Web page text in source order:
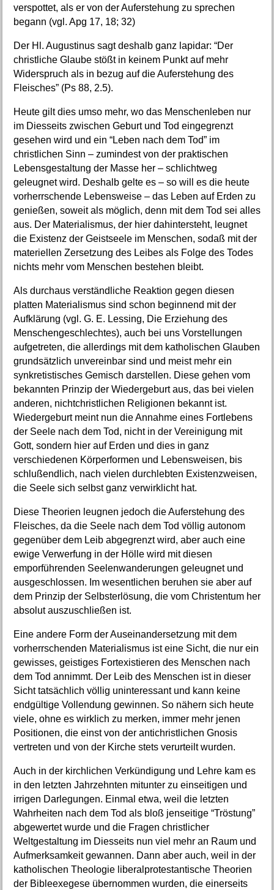
verspottet, als er von der Auferstehung zu sprechen
begann (vgl. Apg 17, 18; 32)
Der Hl. Augustinus sagt deshalb ganz lapidar: “Der
christliche Glaube stößt in keinem Punkt auf mehr
Widerspruch als in bezug auf die Auferstehung des
Fleisches” (Ps 88, 2.5).
Heute gilt dies umso mehr, wo das Menschenleben nur
im Diesseits zwischen Geburt und Tod eingegrenzt
gesehen wird und ein “Leben nach dem Tod” im
christlichen Sinn – zumindest von der praktischen
Lebensgestaltung der Masse her – schlichtweg
geleugnet wird. Deshalb gelte es – so will es die heute
vorherrschende Lebensweise – das Leben auf Erden zu
genießen, soweit als möglich, denn mit dem Tod sei alles
aus. Der Materialismus, der hier dahintersteht, leugnet
die Existenz der Geistseele im Menschen, sodaß mit der
materiellen Zersetzung des Leibes als Folge des Todes
nichts mehr vom Menschen bestehen bleibt.
Als durchaus verständliche Reaktion gegen diesen
platten Materialismus sind schon beginnend mit der
Aufklärung (vgl. G. E. Lessing, Die Erziehung des
Menschengeschlechtes), auch bei uns Vorstellungen
aufgetreten, die allerdings mit dem katholischen Glauben
grundsätzlich unvereinbar sind und meist mehr ein
synkretistisches Gemisch darstellen. Diese gehen vom
bekannten Prinzip der Wiedergeburt aus, das bei vielen
anderen, nichtchristlichen Religionen bekannt ist.
Wiedergeburt meint nun die Annahme eines Fortlebens
der Seele nach dem Tod, nicht in der Vereinigung mit
Gott, sondern hier auf Erden und dies in ganz
verschiedenen Körperformen und Lebensweisen, bis
schlußendlich, nach vielen durchlebten Existenzweisen,
die Seele sich selbst ganz verwirklicht hat.
Diese Theorien leugnen jedoch die Auferstehung des
Fleisches, da die Seele nach dem Tod völlig autonom
gegenüber dem Leib abgegrenzt wird, aber auch eine
ewige Verwerfung in der Hölle wird mit diesen
emporführenden Seelenwanderungen geleugnet und
ausgeschlossen. Im wesentlichen beruhen sie aber auf
dem Prinzip der Selbsterlösung, die vom Christentum her
absolut auszuschließen ist.
Eine andere Form der Auseinandersetzung mit dem
vorherrschenden Materialismus ist eine Sicht, die nur ein
gewisses, geistiges Fortexistieren des Menschen nach
dem Tod annimmt. Der Leib des Menschen ist in dieser
Sicht tatsächlich völlig uninteressant und kann keine
endgültige Vollendung gewinnen. So nähern sich heute
viele, ohne es wirklich zu merken, immer mehr jenen
Positionen, die einst von der antichristlichen Gnosis
vertreten und von der Kirche stets verurteilt wurden.
Auch in der kirchlichen Verkündigung und Lehre kam es
in den letzten Jahrzehnten mitunter zu einseitigen und
irrigen Darlegungen. Einmal etwa, weil die letzten
Wahrheiten nach dem Tod als bloß jenseitige “Tröstung”
abgewertet wurde und die Fragen christlicher
Weltgestaltung im Diesseits nun viel mehr an Raum und
Aufmerksamkeit gewannen. Dann aber auch, weil in der
katholischen Theologie liberalprotestantische Theorien
der Bibleexegese übernommen wurden, die einerseits